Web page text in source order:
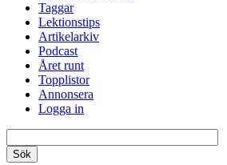
Taggar
Lektionstips
Artikelarkiv
Podcast
Året runt
Topplistor
Annonsera
Logga in